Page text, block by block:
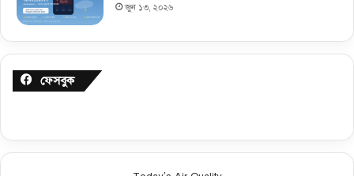
জুন ১৩, ২০২৬
ফেসবুক